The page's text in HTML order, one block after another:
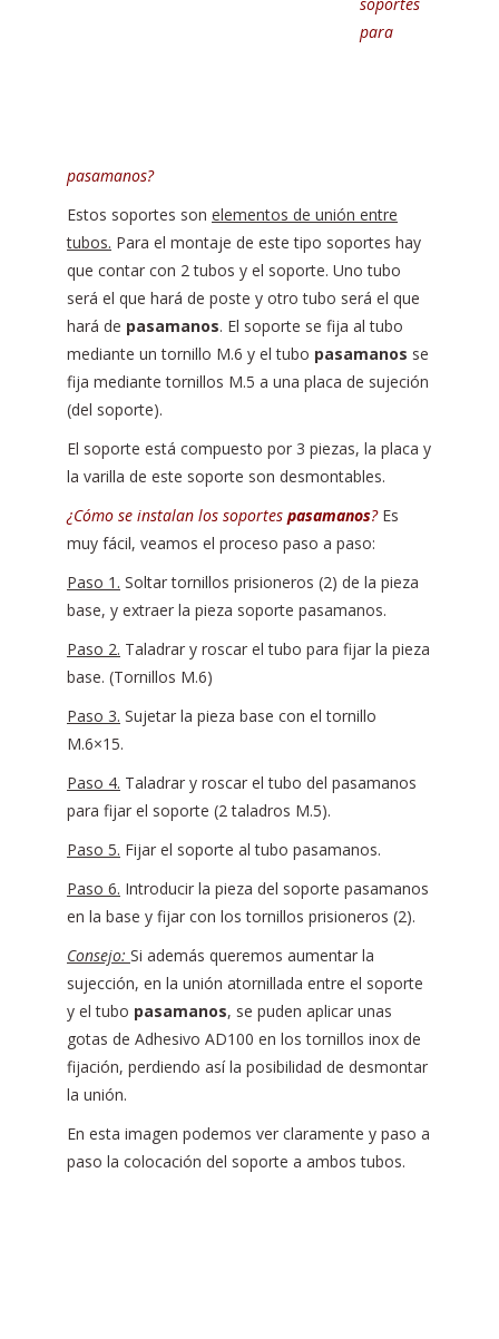
para
pasamanos?
Estos soportes son elementos de unión entre
tubos. Para el montaje de este tipo soportes hay
que contar con 2 tubos y el soporte. Uno tubo
será el que hará de poste y otro tubo será el que
hará de pasamanos. El soporte se fija al tubo
mediante un tornillo M.6 y el tubo pasamanos se
fija mediante tornillos M.5 a una placa de sujeción
(del soporte).
El soporte está compuesto por 3 piezas, la placa y
la varilla de este soporte son desmontables.
¿Cómo se instalan los soportes pasamanos?Es
muy fácil, veamos el proceso paso a paso:
Paso 1. Soltar tornillos prisioneros (2) de la pieza
base, y extraer la pieza soporte pasamanos.
Paso 2. Taladrar y roscar el tubo para fijar la pieza
base. (Tornillos M.6)
Paso 3. Sujetar la pieza base con el tornillo
M.6×15.
Paso 4. Taladrar y roscar el tubo del pasamanos
para fijar el soporte (2 taladros M.5).
Paso 5. Fijar el soporte al tubo pasamanos.
Paso 6. Introducir la pieza del soporte pasamanos
en la base y fijar con los tornillos prisioneros (2).
Consejo: Si además queremos aumentar la
sujección, en la unión atornillada entre el soporte
y el tubo pasamanos, se puden aplicar unas
gotas de Adhesivo AD100 en los tornillos inox de
fijación, perdiendo así la posibilidad de desmontar
la unión.
En esta imagen podemos ver claramente y paso a
paso la colocación del soporte a ambos tubos.